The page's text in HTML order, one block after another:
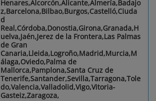
Henares,Alcorcón,Alicante,Almería,Badajo
z,Barcelona,Bilbao,Burgos,Castelló,Ciuda
d
Real,Córdoba,Donostia,Girona,Granada,H
uelva,Jaén,Jerez de la Frontera,Las Palmas
de Gran
Canaria,Lleida,Logroño,Madrid,Murcia,M
álaga,Oviedo,Palma de
Mallorca,Pamplona,Santa Cruz de
Tenerife,Santander,Sevilla,Tarragona,Tole
do,Valencia,Valladolid,Vigo,Vitoria-
Gasteiz,Zaragoza,